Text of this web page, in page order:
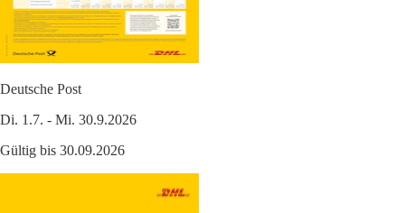
Deutsche Post
Di. 1.7. - Mi. 30.9.2026
Gültig bis 30.09.2026